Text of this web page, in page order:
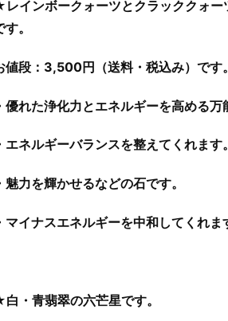
インボークォーツとクラッククォー
す。
値段：3,500円（送料・税込み）です。
優れた浄化力とエネルギーを高める万
エネルギーバランスを整えてくれます。
魅力を輝かせるなどの石です。
マイナスエネルギーを中和してくれま
・青翡翠の六芒星です。